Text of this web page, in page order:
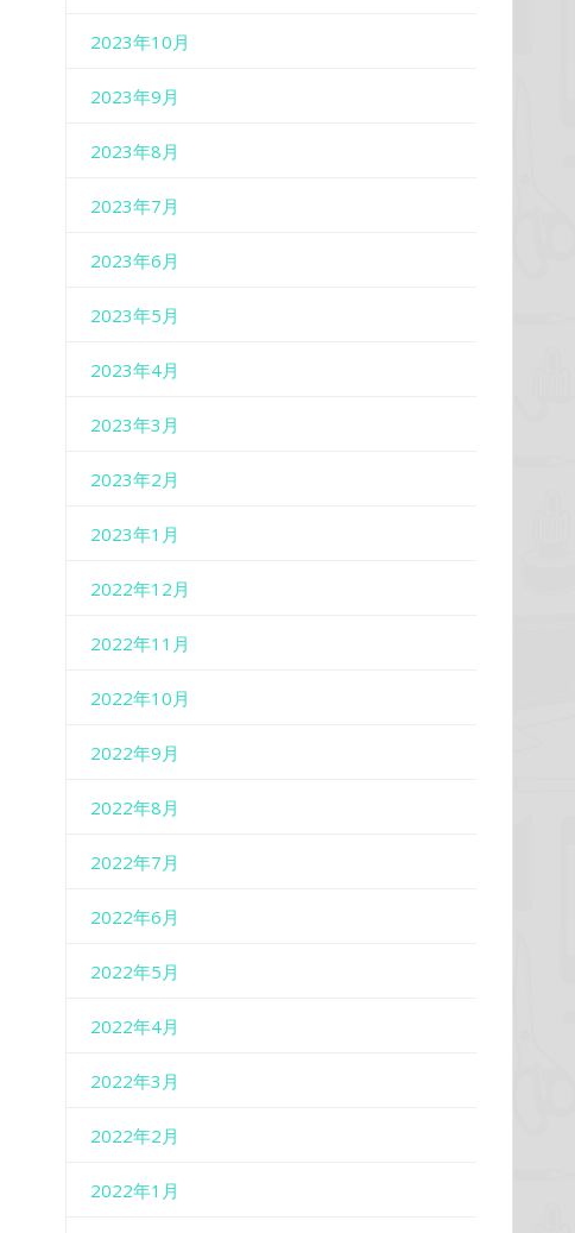
2023年10月
2023年9月
2023年8月
2023年7月
2023年6月
2023年5月
2023年4月
2023年3月
2023年2月
2023年1月
2022年12月
2022年11月
2022年10月
2022年9月
2022年8月
2022年7月
2022年6月
2022年5月
2022年4月
2022年3月
2022年2月
2022年1月